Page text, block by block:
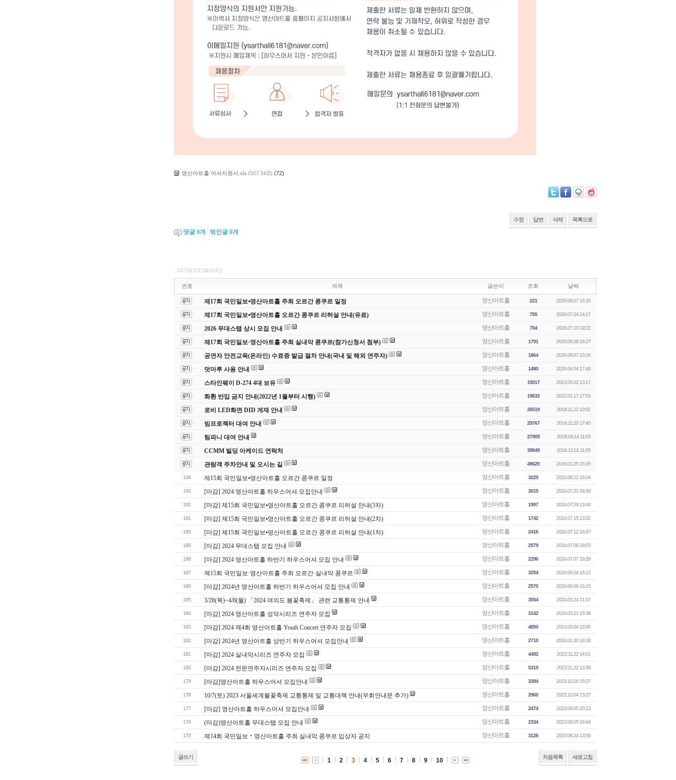
영산아트홀 어셔지원서.xls (507.5KB) (72)
수정 답변 삭제 목록으로
댓글 0개 엮인글 0개
247개(3/12페이지)
번호 제목 글쓴이 조회 날짜
제17회 국민일보⦁영산아트홀 주최 오르간 콩쿠르 일정 영산아트홀 221 2026.08.07 16:16
제17회 국민일보⦁영산아트홀 오르간 콩쿠르 리허설 안내(유료) 영산아트홀 755 2026.07.24 14:17
2026 무대스탭 상시 모집 안내 영산아트홀 704 2026.07.10 19:22
제17회 국민일보·영산아트홀 주최 실내악 콩쿠르(참가신청서 첨부) 영산아트홀 1791 2026.06.08 16:27
공연자 안전교육(온라인) 수료증 발급 절차 안내(국내 및 해외 연주자) 영산아트홀 1864 2026.06.07 13:16
덧마루 사용 안내 영산아트홀 1480 2026.06.04 17:40
스타인웨이 D-274 4대 보유 영산아트홀 15017 2023.05.02 13:17
화환 반입 금지 안내(2022년 1월부터 시행) 영산아트홀 19632 2022.01.17 17:53
로비 LED화면 DID 게재 안내 영산아트홀 26519 2018.11.22 10:51
빔프로젝터 대여 안내 영산아트홀 29767 2018.11.20 17:40
팀파니 대여 안내 영산아트홀 27905 2018.03.14 11:03
CCMM 빌딩 아케이드 연락처 영산아트홀 39849 2016.12.01 11:05
관람객 주차안내 및 오시는 길 영산아트홀 49625 2016.01.25 15:35
194 제15회 국민일보⦁영산아트홀 오르간 콩쿠르 일정 영산아트홀 3229 2024.08.12 16:04
193 [마감] 2024 영산아트홀 하우스어셔 모집안내 영산아트홀 3015 2024.07.31 09:30
192 [마감] 제15회 국민일보⦁영산아트홀 오르간 콩쿠르 리허설 안내(3차) 영산아트홀 1997 2024.07.29 13:44
191 [마감] 제15회 국민일보⦁영산아트홀 오르간 콩쿠르 리허설 안내(2차) 영산아트홀 1742 2024.07.15 13:31
190 [마감] 제15회 국민일보⦁영산아트홀 오르간 콩쿠르 리허설 안내(1차) 영산아트홀 2416 2024.07.12 16:37
189 [마감] 2024 무대스탭 모집 안내 영산아트홀 2579 2024.07.09 18:03
188 [마감] 2024 영산아트홀 하반기 하우스어셔 모집 안내 영산아트홀 2296 2024.07.07 18:29
187 제15회 국민일보·영산아트홀 주최 오르간·실내악 콩쿠르 영산아트홀 3254 2024.06.24 16:12
186 [마감] 2024년 영산아트홀 하반기 하우스어셔 모집 안내 영산아트홀 2570 2024.06.06 16:15
185 3/28(목)~4/8(월) 「2024 여의도 봄꽃축제」 관련 교통통제 안내 영산아트홀 3554 2024.03.24 21:37
184 [마감] 2024 영산아트홀 성악시리즈 연주자 모집 영산아트홀 3142 2024.03.21 15:38
183 [마감] 2024 제4회 영산아트홀 Youth Concert 연주자 모집 영산아트홀 4850 2024.03.04 16:00
182 [마감] 2024년 영산아트홀 상반기 하우스어셔 모집안내 영산아트홀 2710 2024.01.30 18:18
181 [마감] 2024 실내악시리즈 연주자 모집 영산아트홀 4492 2023.11.22 14:01
180 [마감] 2024 전문연주자시리즈 연주자 모집 영산아트홀 5310 2023.11.22 13:39
179 [마감]영산아트홀 하우스어셔 모집안내 영산아트홀 3394 2023.10.26 15:27
178 10/7(토) 2023 서울세계불꽃축제 교통통제 및 교통대책 안내(우회안내문 추가) 영산아트홀 2960 2023.10.04 15:27
177 [마감] 영산아트홀 하우스어셔 모집안내 영산아트홀 2474 2023.09.05 20:13
176 (마감)영산아트홀 무대스탭 모집 안내 영산아트홀 2334 2023.09.05 16:44
175 제14회 국민일보‧영산아트홀 주최 실내악 콩쿠르 입상자 공지 영산아트홀 3128 2023.08.24 13:59
글쓰기 처음목록 새로고침
1 2 3 4 5 6 7 8 9 10